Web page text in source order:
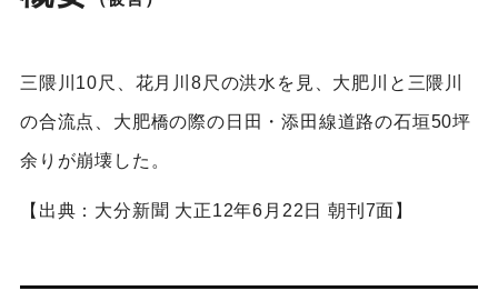
三隈川10尺、花月川8尺の洪水を見、大肥川と三隈川
の合流点、大肥橋の際の日田・添田線道路の石垣50坪
余りが崩壊した。
【出典：大分新聞 大正12年6月22日 朝刊7面】